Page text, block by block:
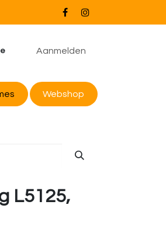
Aanmelden
Webshop
L5125,